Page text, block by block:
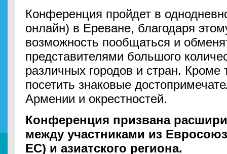
Конференция пройдет в
онлайн) в Ереване, благодаря
возможность пообщаться и
представителями большого
различных городов и стран. Кроме
посетить знаковые
Армении и окрестностей.
Конференция призвана
между участниками из
ЕС) и азиатского региона.